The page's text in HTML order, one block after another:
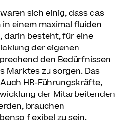
sich einig, dass das
einem maximal fluiden
darin besteht, für eine
der eigenen
den Bedürfnissen
Marktes zu sorgen. Das
HR-Führungskräfte,
der Mitarbeitenden
brauchen
flexibel zu sein.